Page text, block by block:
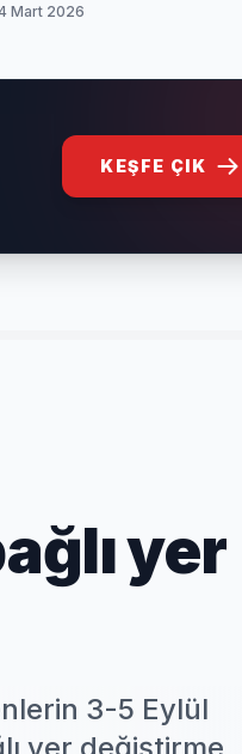
Mart 2026
KEŞFE ÇIK
yer
3-5 Eylül